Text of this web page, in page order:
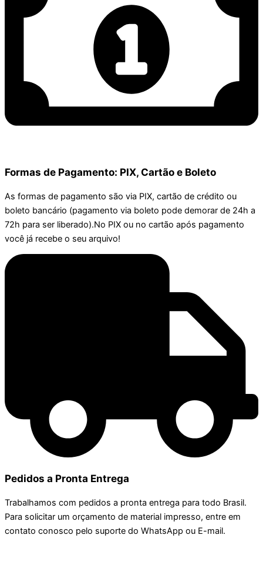
Formas de Pagamento: PIX, Cartão e Boleto
As formas de pagamento são via PIX, cartão de crédito ou
boleto bancário (pagamento via boleto pode demorar de 24h a
72h para ser liberado).No PIX ou no cartão após pagamento
você já recebe o seu arquivo!
Pedidos a Pronta Entrega
Trabalhamos com pedidos a pronta entrega para todo Brasil.
Para solicitar um orçamento de material impresso, entre em
contato conosco pelo suporte do WhatsApp ou E-mail.